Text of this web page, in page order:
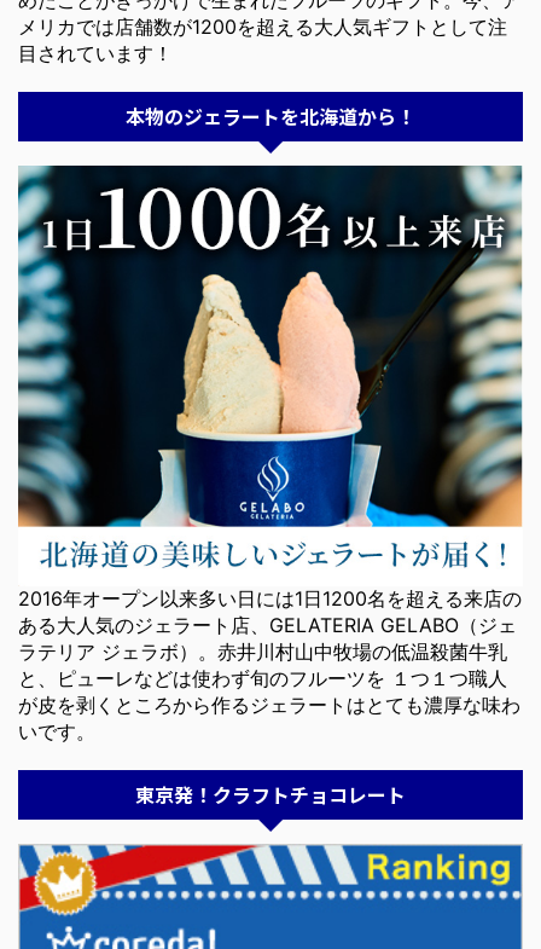
メリカでは店舗数が1200を超える大人気ギフトとして注
目されています！
本物のジェラートを北海道から！
2016年オープン以来多い日には1日1200名を超える来店の
ある大人気のジェラート店、GELATERIA GELABO（ジェ
ラテリア ジェラボ）。赤井川村山中牧場の低温殺菌牛乳
と、ピューレなどは使わず旬のフルーツを １つ１つ職人
が皮を剥くところから作るジェラートはとても濃厚な味わ
いです。
東京発！クラフトチョコレート